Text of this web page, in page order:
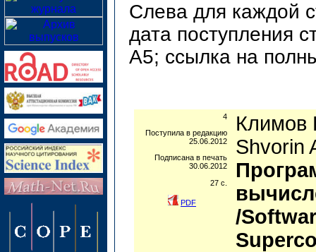
Слева для каждой
дата поступления
А5; ссылка на
4
Поступила в редакцию
25.06.2012
Подписана в печать
30.06.2012
27 c.
PDF
Климов
Shvorin
/